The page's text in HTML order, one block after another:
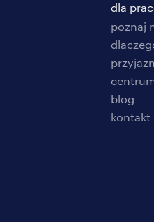
dla
poznaj
blog
kontakt